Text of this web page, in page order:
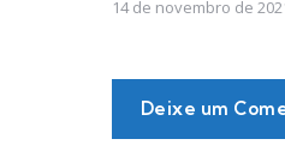
14 de novembro de
Deixe um